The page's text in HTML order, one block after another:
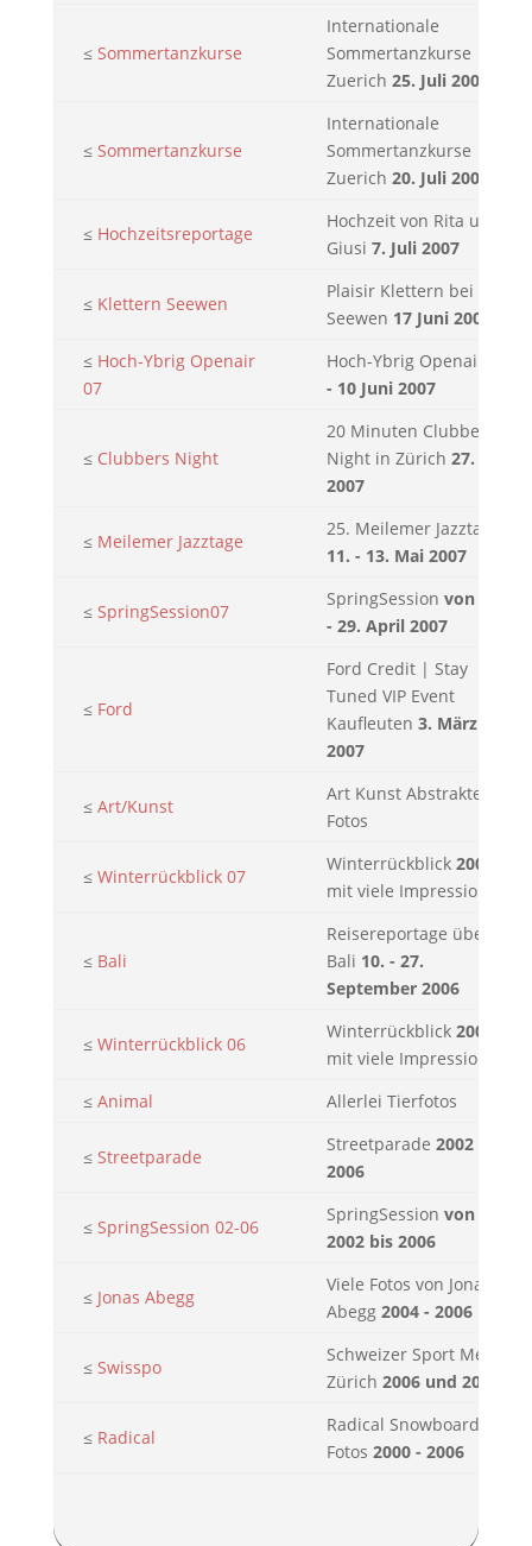
≤ Sommertanzkurse
Internationale
Sommertanzkurse
Zuerich 25. Juli 2007
≤ Sommertanzkurse
Internationale
Sommertanzkurse
Zuerich 20. Juli 2007
≤ Hochzeitsreportage
Hochzeit von Rita und
Giusi 7. Juli 2007
≤ Klettern Seewen
Plaisir Klettern bei
Seewen 17 Juni 2007
≤ Hoch-Ybrig Openair
07
Hoch-Ybrig Openair
- 10 Juni 2007
≤ Clubbers Night
20 Minuten Clubbers
Night in Zürich 27. Mai
2007
≤ Meilemer Jazztage
25. Meilemer Jazztage
11. - 13. Mai 2007
≤ SpringSession07
SpringSession von 27.
- 29. April 2007
≤ Ford
Ford Credit | Stay
Tuned VIP Event
Kaufleuten 3. März
2007
≤ Art/Kunst
Art Kunst Abstrakte
Fotos
≤ Winterrückblick 07
Winterrückblick 2007
mit viele Impressionen
≤ Bali
Reisereportage über
Bali 10. - 27.
September 2006
≤ Winterrückblick 06
Winterrückblick 2006
mit viele Impressionen
≤ Animal Allerlei Tierfotos
≤ Streetparade
Streetparade 2002 -
2006
≤ SpringSession 02-06
SpringSession von
2002 bis 2006
≤ Jonas Abegg
Viele Fotos von Jonas
Abegg 2004 - 2006
≤ Swisspo
Schweizer Sport Messe
Zürich 2006 und 2007
≤ Radical
Radical Snowboard
Fotos 2000 - 2006